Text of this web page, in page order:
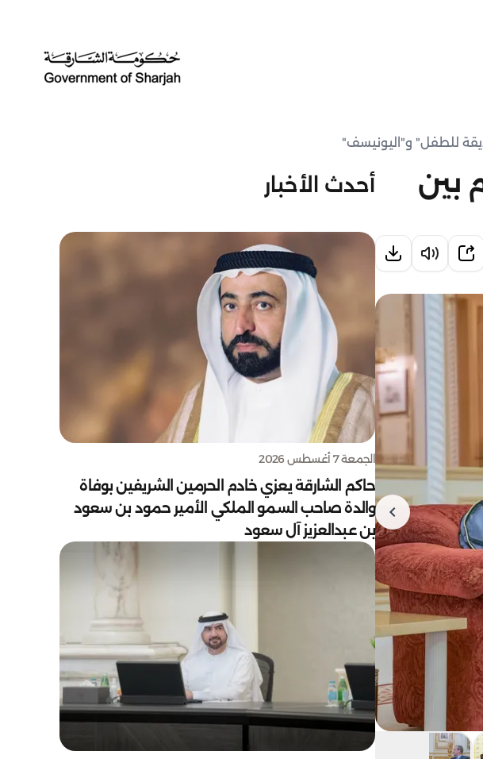
للطفل" و"اليونيسف"
بين
أحدث الأخبار
الجمعة 7 أغسطس 2026
حاكم الشارقة يعزي خادم الحرمين الشريفين بوفاة
والدة صاحب السمو الملكي الأمير حمود بن سعود
بن عبدالعزيز آل سعود